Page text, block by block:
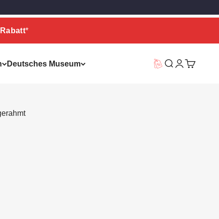
*
Deutsches Museum Vorteilswelt
Suche